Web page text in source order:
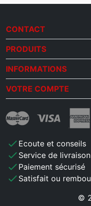
CONTACT
PRODUITS
INFORMATIONS
VOTRE COMPTE
check Ecoute et conseils
check Service de livraison
check Paiement sécurisé
check Satisfait ou
©